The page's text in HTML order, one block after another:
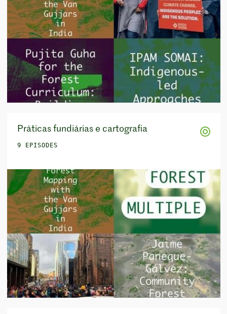
Práticas fundiárias e cartografia
9 EPISODES